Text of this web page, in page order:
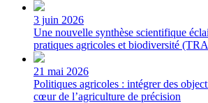
3 juin 2026
Une nouvelle synthèse scientifique
pratiques agricoles et biodiversité
21 mai 2026
Politiques agricoles : intégrer des
cœur de l’agriculture de précision